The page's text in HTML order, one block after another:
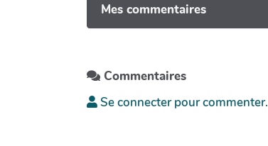
Mes commentaires
Commentaires
Se connecter pour commenter.